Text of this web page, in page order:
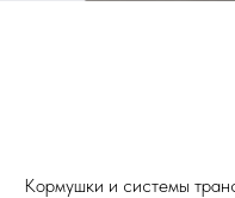
Кормушки и системы